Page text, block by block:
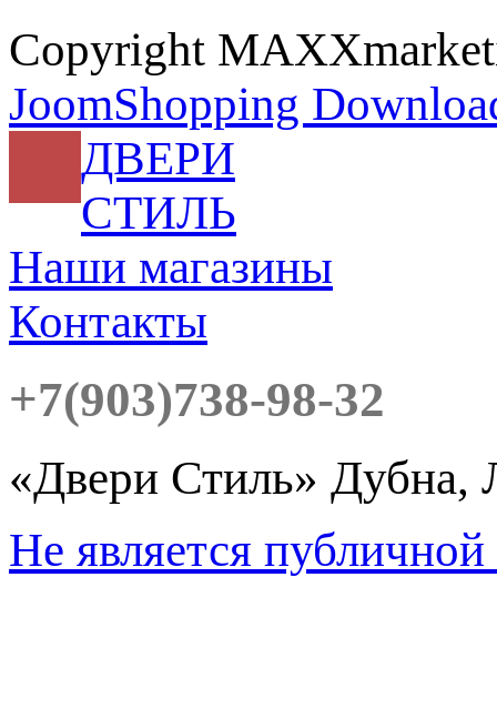
Copyright
JoomShopping
ДВЕРИ
СТИЛЬ
Наши магазины
Контакты
+7(903)738-98-32
«Двери Стиль»
Не является